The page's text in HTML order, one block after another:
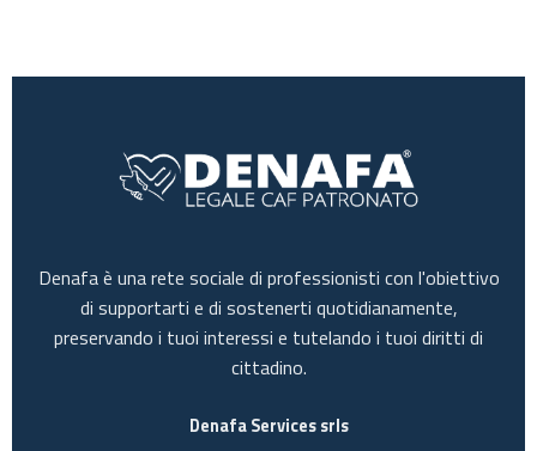
Denafa è una rete sociale di professionisti con l'obiettivo
di supportarti e di sostenerti quotidianamente,
preservando i tuoi interessi e tutelando i tuoi diritti di
cittadino.
Denafa Services srls